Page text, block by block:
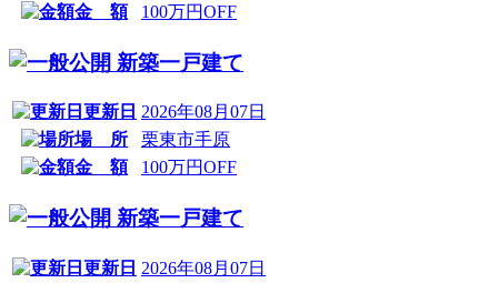
金 額
100万円OFF
新築一戸建て
更新日 2026年08月07日
場 所
栗東市手原
金 額
100万円OFF
新築一戸建て
更新日 2026年08月07日